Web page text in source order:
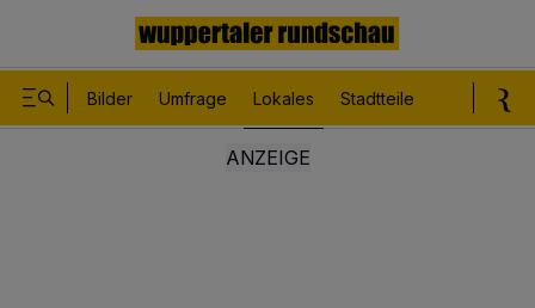
Bilder Umfrage Lokales Stadtteile